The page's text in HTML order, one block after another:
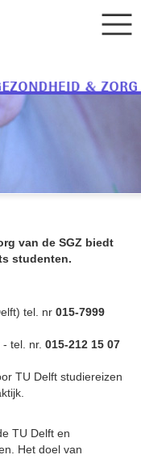
van de SGZ biedt
studenten.
tel. nr 015-7999
tel. nr. 015-212 15 07
TU Delft studiereizen
TU Delft en
Het doel van